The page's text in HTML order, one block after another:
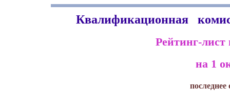
Квалификационная
Рейтинг-
на 1